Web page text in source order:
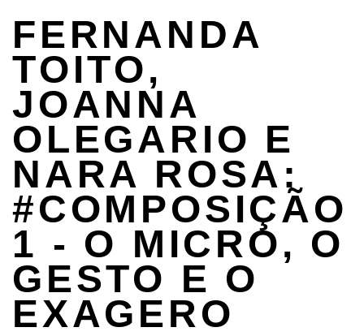
FERNANDA
TOITO,
JOANNA
OLEGARIO E
NARA ROSA:
#COMPOSIÇÃO
1 - O MICRO, O
GESTO E O
EXAGERO